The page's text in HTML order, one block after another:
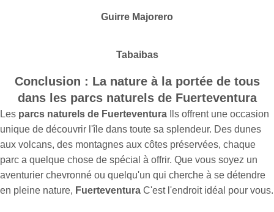
Guirre Majorero
Tabaibas
Conclusion : La nature à la portée de tous
dans les parcs naturels de Fuerteventura
Les parcs naturels de Fuerteventura Ils offrent une occasion
unique de découvrir l'île dans toute sa splendeur. Des dunes
aux volcans, des montagnes aux côtes préservées, chaque
parc a quelque chose de spécial à offrir. Que vous soyez un
aventurier chevronné ou quelqu'un qui cherche à se détendre
en pleine nature, Fuerteventura C'est l'endroit idéal pour vous.